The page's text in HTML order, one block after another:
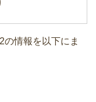
情報を以下にま